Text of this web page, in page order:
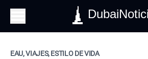
EAU, VIAJES, ESTILO DE VIDA